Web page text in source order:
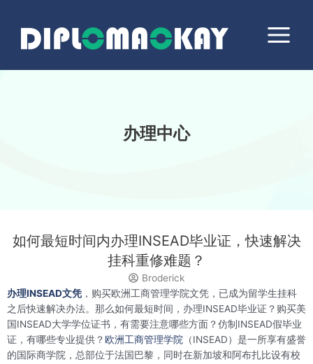
Menu
办理中心
如何最短时间内办理INSEAD毕业证，快速解决
挂科重修难题？
Broderick
办理INSEAD文凭 ，购买欧洲工商管理学院文凭，已成为留学生挂科
之后快速解决办法。那么如何最短时间，办理INSEAD毕业证？购买美
国INSEAD大学学位证书，有需要注意哪些方面？仿制INSEAD假毕业
证，有哪些专业提供？欧洲工商管理学院 （INSEAD）是一所享有盛誉
的国际商学院，总部位于法国巴黎，同时在新加坡和阿布扎比设有校